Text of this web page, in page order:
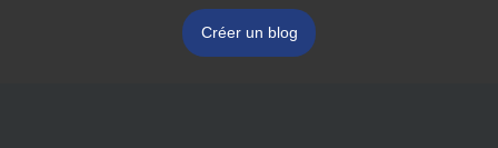
Créer un blog